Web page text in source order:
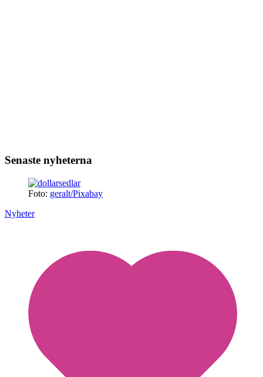
Senaste nyheterna
Foto: geralt/Pixabay
Nyheter